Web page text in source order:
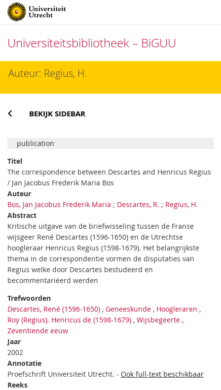
Universiteitsbibliotheek – BiGUU
naarAuteur: Regius, H.
BEKIJK SIDEBAR
publication
Titel
The correspondence between Descartes and Henricus Regius
/ Jan Jacobus Frederik Maria Bos
Auteur
Bos, Jan Jacobus Frederik Maria ; Descartes, R. ; Regius, H.
Abstract
Kritische uitgave van de briefwisseling tussen de Franse
wijsgeer René Descartes (1596-1650) en de Utrechtse
hoogleraar Henricus Regius (1598-1679). Het belangrijkste
thema in de correspondentie vormen de disputaties van
Regius welke door Descartes bestudeerd en
becommentariëerd werden
Trefwoorden
Descartes, René (1596-1650) , Geneeskunde , Hoogleraren ,
Roy (Regius). Henricus de (1598-1679) , Wijsbegeerte ,
Zeventiende eeuw
Jaar
2002
Annotatie
Proefschrift Universiteit Utrecht. - Ook full-text beschikbaar
Reeks